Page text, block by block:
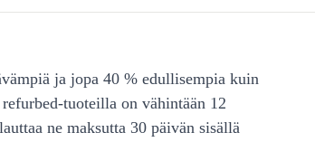
ja jopa 40 % edullisempia kuin
tuoteilla on vähintään 12
ne maksutta 30 päivän sisällä